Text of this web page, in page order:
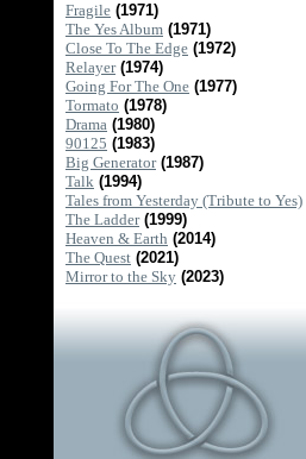
Fragile (1971)
The Yes Album (1971)
Close To The Edge (1972)
Relayer (1974)
Going For The One (1977)
Tormato (1978)
Drama (1980)
90125 (1983)
Big Generator (1987)
Talk (1994)
Tales from Yesterday (Tribute to Yes)
The Ladder (1999)
Heaven & Earth (2014)
The Quest (2021)
Mirror to the Sky (2023)